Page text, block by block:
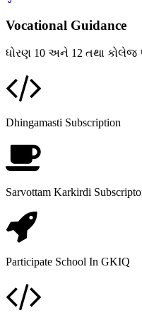
Vocational Guidance
ધોરણ 10 અને 12 તથા કોલેજ
Dhingamasti Subscription
Sarvottam Karkirdi
Participate School In GKIQ